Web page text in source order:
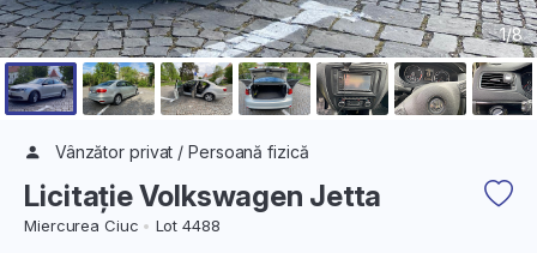
Licitație Volkswagen Jetta
Miercurea Ciuc Lot 4488
1/8
Vânzător privat / Persoană fizică